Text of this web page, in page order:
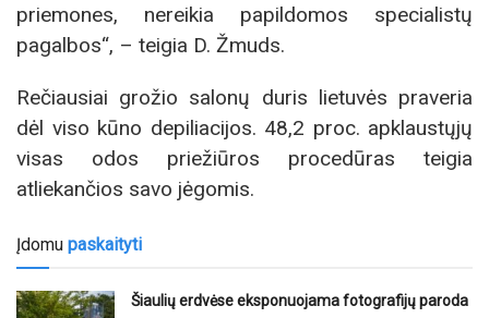
priemones, nereikia papildomos specialistų
pagalbos“, – teigia D. Žmuds.
Rečiausiai grožio salonų duris lietuvės praveria
dėl viso kūno depiliacijos. 48,2 proc. apklaustųjų
visas odos priežiūros procedūras teigia
atliekančios savo jėgomis.
Įdomu paskaityti
Šiaulių erdvėse eksponuojama fotografijų paroda